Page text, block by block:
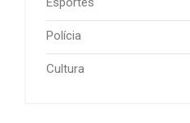
Polícia
Cultura